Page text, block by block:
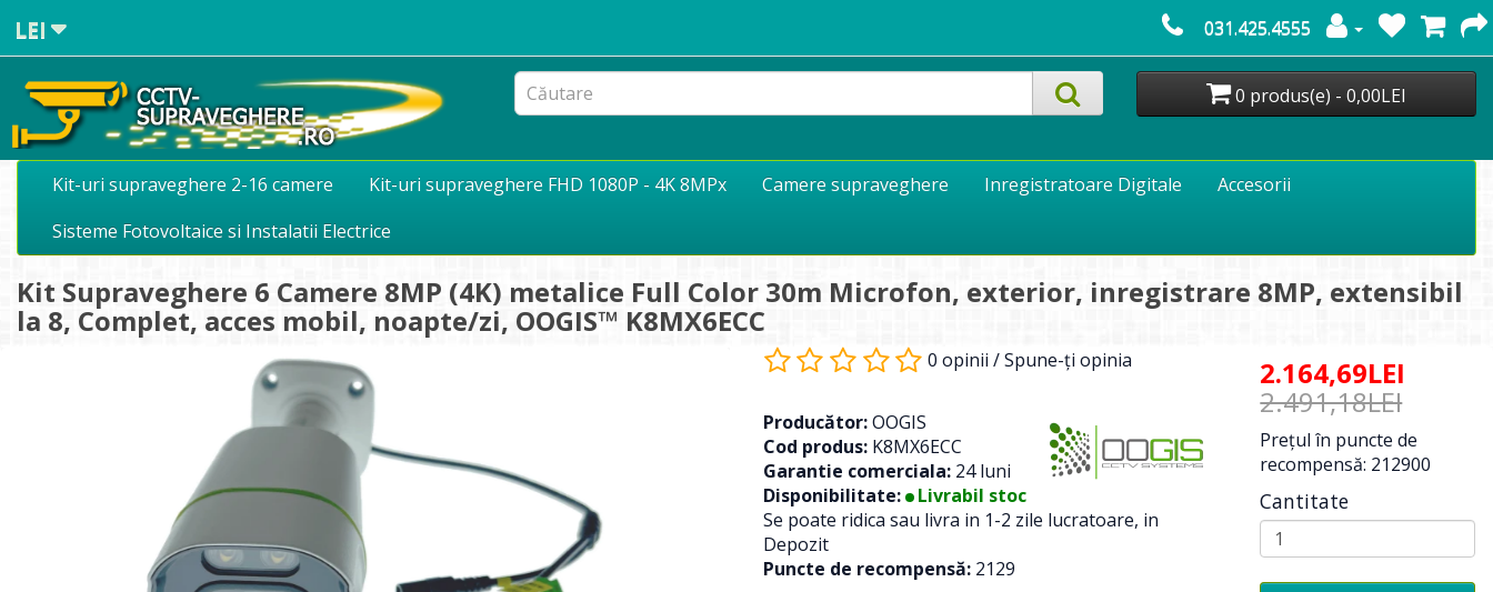
LEI 031.425.4555
0 produs(e) - 0,00LEI
Kit-uri supraveghere 2-16 camere Kit-uri supraveghere FHD 1080P - 4K 8MPx Camere supraveghere Inregistratoare Digitale
Accesorii
Sisteme Fotovoltaice si Instalatii Electrice
Kit Supraveghere 6 Camere 8MP (4K) metalice Full Color 30m Microfon, exterior, inregistrare 8MP, extensibil
la 8, Complet, acces mobil, noapte/zi, OOGIS™ K8MX6ECC
0 opinii /Spune-ţi opinia
Producător:OOGIS
Cod produs: K8MX6ECC
Garantie comerciala: 24 luni
Disponibilitate:
Livrabil stoc
Se poate ridica sau livra in 1-2 zile lucratoare, in
Depozit
Puncte de recompensă: 2129
2.164,69LEI
2.491,18LEI
Preţul în puncte de
recompensă: 212900
Cantitate